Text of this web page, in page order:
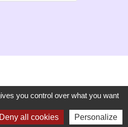
you control over what you want
Deny all cookies Personalize